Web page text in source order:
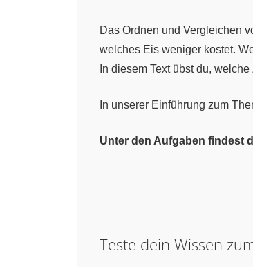
Das Ordnen und Vergleichen
welches Eis weniger kostet.
In diesem Text übst du,
In unserer Einführung zum
Unter den Aufgaben findest
Teste dein Wissen